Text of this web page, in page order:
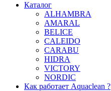
Каталог
ALHAMBRA
AMARAL
BELICE
CALEIDO
CARABU
HIDRA
VICTORY
NORDIC
Как работает Aquaclean ?